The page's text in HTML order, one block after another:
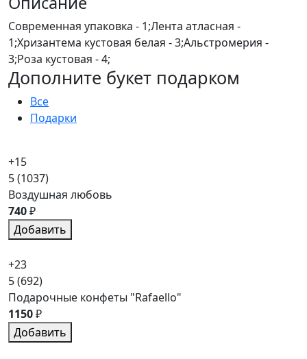
Современная упаковка - 1;Лента атласная -
1;Хризантема кустовая белая - 3;Альстромерия -
3;Роза кустовая - 4;
Дополните букет подарком
Все
Подарки
+15
5(1037)
Воздушная любовь
740₽
Добавить
+23
5(692)
Подарочные конфеты "Rafaello"
1150₽
Добавить